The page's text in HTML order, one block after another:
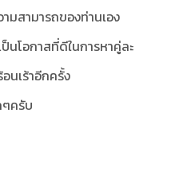
มสามารถของท่านเอง
นโอกาสที่ดีในการหาคู่ละ
นเร้าอีกครั้ง
ๆครับ